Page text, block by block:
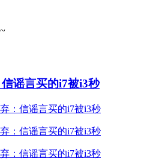
谣言买的i7被i3秒